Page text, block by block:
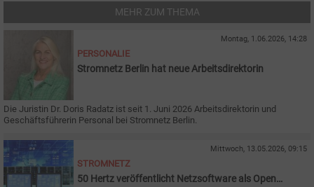
MEHR ZUM THEMA
Montag, 1.06.2026, 14:28
PERSONALIE
Stromnetz Berlin hat neue Arbeitsdirektorin
Die Juristin Dr. Doris Radatz ist seit 1. Juni 2026 Arbeitsdirektorin und
Geschäftsführerin Personal bei Stromnetz Berlin.
Mittwoch, 13.05.2026, 09:15
STROMNETZ
50 Hertz veröffentlicht Netzsoftware als Open